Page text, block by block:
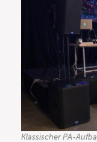
Klassischer PA-